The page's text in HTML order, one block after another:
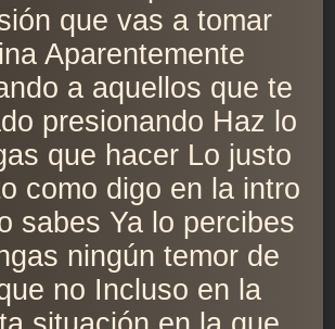
que vas a tomar
Aparentemente
a aquellos que te
presionando Haz lo
que hacer Lo justo
como digo en la intro
sabes Ya lo percibes
ningún temor de
no Incluso en la